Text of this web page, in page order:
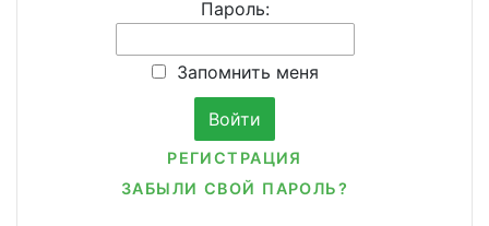
Пароль:
Запомнить меня
РЕГИСТРАЦИЯ
ЗАБЫЛИ СВОЙ ПАРОЛЬ?